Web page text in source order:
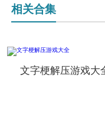
相关合集
文字梗解压游戏大